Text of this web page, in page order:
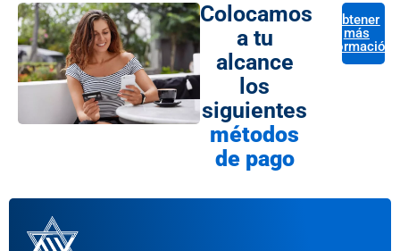
Colocamos
a tu
alcance
los
siguientes
métodos
de pago
Obtener
más
información